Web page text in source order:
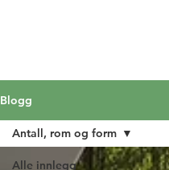
Blogg
Alle innlegg
Antall, rom og form